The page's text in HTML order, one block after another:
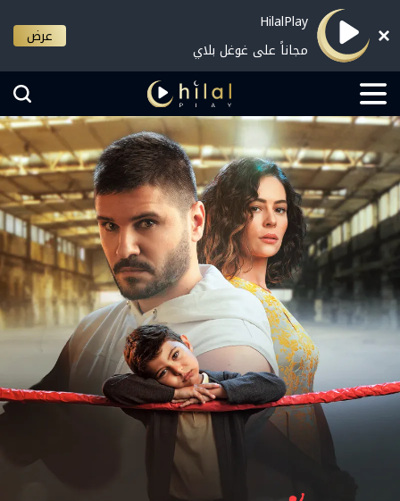
HilalPlay
مجاناً على غوغل بلاي
عرض